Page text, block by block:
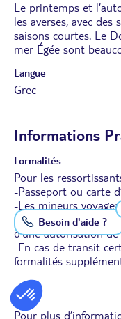
Le printemps et
les averses, avec
saisons courtes. Le
mer Égée sont
Langue
Grec
Informations
Formalités
Pour les
-Passeport ou carte
-Les mineurs
disposant pas de
d’une autorisation
-En cas de transit
formalités
Santé
Pour plus
Besoin d'aide ?